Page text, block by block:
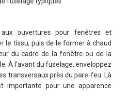
aux ouvertures pour fenêtres et
le tissu, puis de le former à chaud
du cadre de la fenêtre ou de la
À l’avant du fuselage, enveloppez
transversaux près du pare-feu. Là
importante pour une apparence